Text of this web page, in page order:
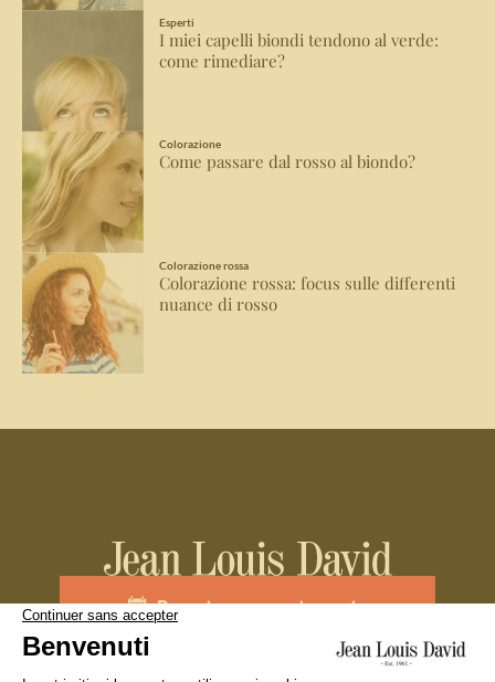
Esperti
I miei capelli biondi tendono al verde:
come rimediare?
Colorazione
Come passare dal rosso al biondo?
Colorazione rossa
Colorazione rossa: focus sulle differenti
nuance di rosso
Prenota un appuntamento